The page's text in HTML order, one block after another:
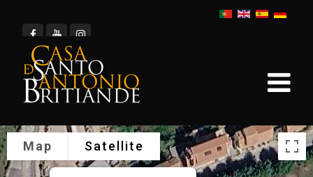
Map Satellite